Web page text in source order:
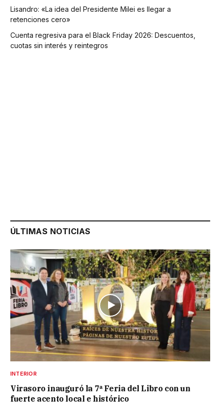
Lisandro: «La idea del Presidente Milei es llegar a
retenciones cero»
Cuenta regresiva para el Black Friday 2026: Descuentos,
cuotas sin interés y reintegros
ÚLTIMAS NOTICIAS
INTERIOR
Virasoro inauguró la 7ª Feria del Libro con un
fuerte acento local e histórico